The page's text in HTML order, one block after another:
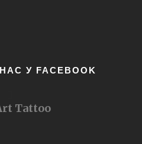
У FACEBOOK
Tattoo